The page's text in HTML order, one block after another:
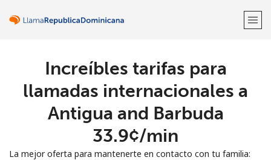
¡Bienvenido!
Regístrate con
Increíbles tarifas para
llamadas internacionales a
Antigua and Barbuda
⁦33.9¢⁩/min
La mejor oferta para mantenerte en contacto con tu familia: